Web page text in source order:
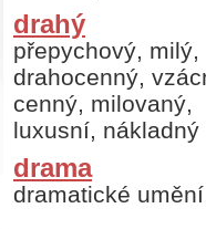
drahý
přepychový, milý,
drahocenný,
cenný, milovaný,
luxusní, nákladný
drama
dramatické